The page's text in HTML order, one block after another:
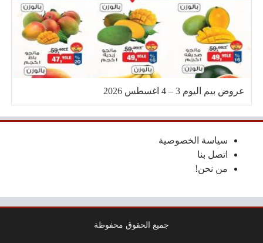
عروض بيم اليوم 3 – 4 اغسطس 2026
سياسة الخصوصية
اتصل بنا
من نحن!
جميع الحقوق محفوظة